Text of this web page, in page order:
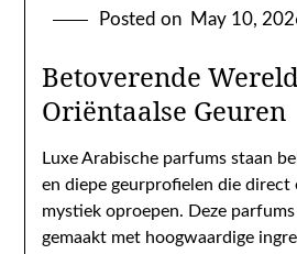
Posted on May 10,
Betoverende
Oriëntaalse Geuren
Luxe Arabische parfums staan
en diepe geurprofielen die direct
mystiek oproepen. Deze
gemaakt met hoogwaardige